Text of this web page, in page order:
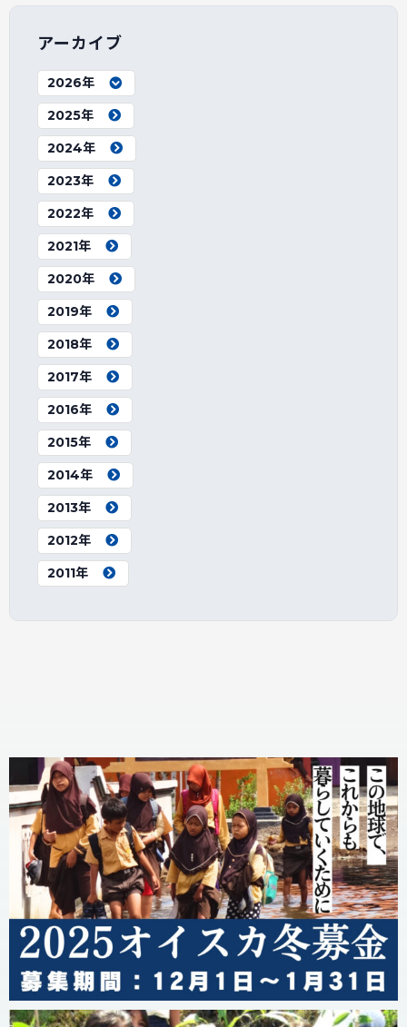
アーカイブ
2026年
2025年
2024年
2023年
2022年
2021年
2020年
2019年
2018年
2017年
2016年
2015年
2014年
2013年
2012年
2011年